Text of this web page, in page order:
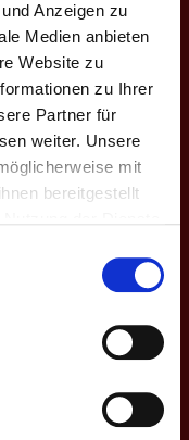
Anzeigen zu
Medien anbieten
Website zu
zu Ihrer
Partner für
weiter. Unsere
mit
bereitgestellt
Schwaben II
Flensburg II
5.
B -
5.